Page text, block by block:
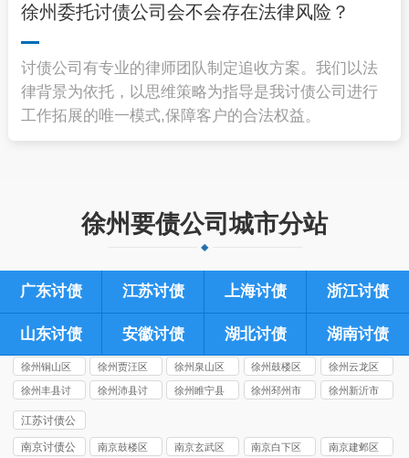
徐州委托讨债公司会不会存在法律风险？
讨债公司有专业的律师团队制定追收方案。我们以法
律背景为依托，以思维策略为指导是我讨债公司进行
工作拓展的唯一模式,保障客户的合法权益。
徐州要债公司城市分站
广东讨债 江苏讨债 上海讨债 浙江讨债
山东讨债 安徽讨债 湖北讨债 湖南讨债
徐州铜山区
讨债公司
徐州贾汪区
讨债公司
徐州泉山区
讨债公司
徐州鼓楼区
讨债公司
徐州云龙区
讨债公司
徐州丰县讨
债公司
徐州沛县讨
徐州睢宁县
徐州‌邳州市
徐州新沂市
江苏讨债公
司
南京讨债公
南京鼓楼区
南京玄武区
南京白下区
南京建邺区